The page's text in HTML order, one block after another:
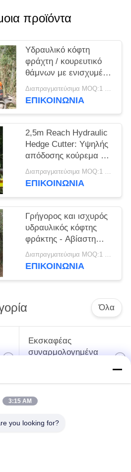
προϊόντα
Υδραυλικό κόφτη
φράχτη / κουρευτικό
θάμνων με ενισχυμένο
έλεγχο και
ελαχιστοποιημένο
Διαπραγματεύσιμα MOQ:1 ομάδα
ΕΠΙΚΟΙΝΩΝΙΑ
2,5m Reach Hydraulic
Hedge Cutter: Υψηλής
απόδοσης κούρεμα &
επαγγελματικό
κλάδεμα δέντρων
Διαπραγματεύσιμα MOQ:1 ομάδα
ΕΠΙΚΟΙΝΩΝΙΑ
Γρήγορος και ισχυρός
υδραυλικός κόφτης
φράκτης - Αβίαστη
κοπή υψηλής
απόδοσης για
Διαπραγματεύσιμα MOQ:1 ομάδα
ΕΠΙΚΟΙΝΩΝΙΑ
Όλα
Εκσκαφέας
συναρμολογημένα
Δευτερεύων οδηγός
3:15 AM
you looking for?